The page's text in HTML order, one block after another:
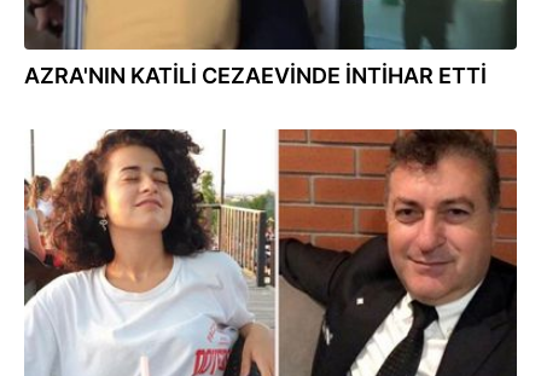
AZRA'NIN KATİLİ CEZAEVİNDE İNTİHAR ETTİ
01.06.2022